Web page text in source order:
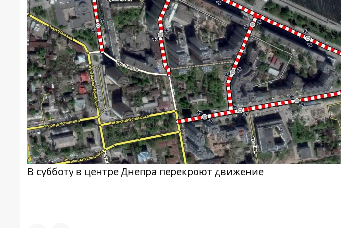
В субботу в центре Днепра перекроют движение